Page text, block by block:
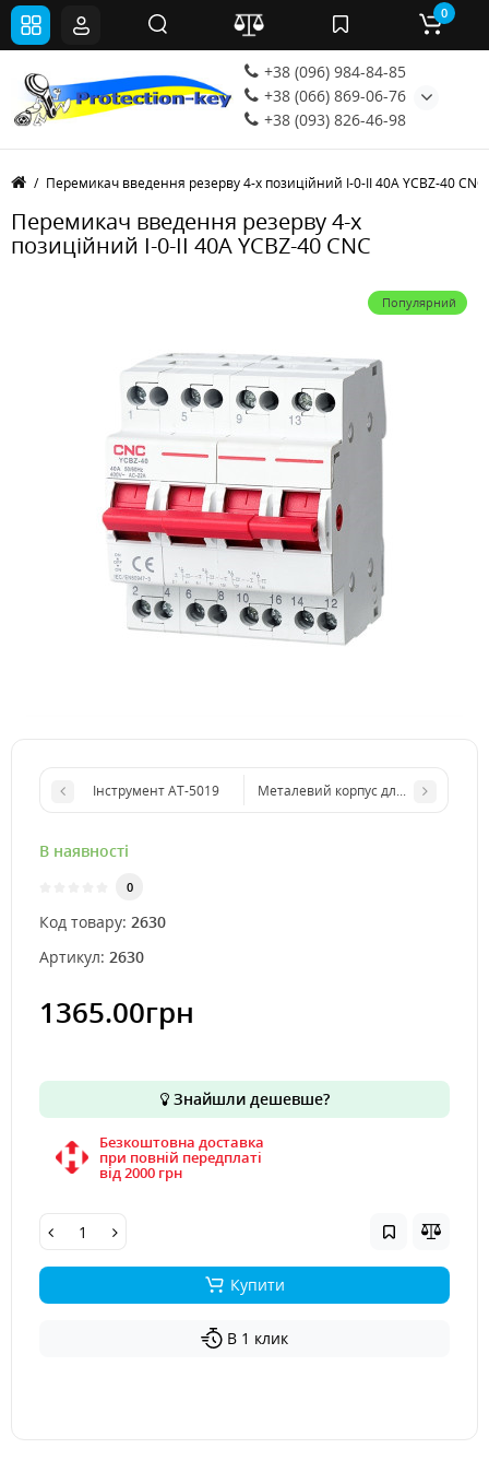
+38 (096) 984-84-85
+38 (066) 869-06-76
+38 (093) 826-46-98
0
Перемикач введення резерву 4-х позиційний I-0-II 40А YCBZ-40 CNС
Перемикач введення резерву 4-х
позиційний I-0-II 40А YCBZ-40 CNС
Популярний
Інструмент AT-5019 Металевий корпус для монтажу 4
В наявності
0
Код товару: 2630
Артикул: 2630
1365.00грн
Знайшли дешевше?
Безкоштовна доставка
при повній передплаті
вiд 2000 грн
Купити
В 1 клик